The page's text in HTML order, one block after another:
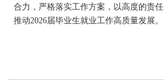
合力，严格落实工作方案，以高度的责
推动2026届毕业生就业工作高质量发展。